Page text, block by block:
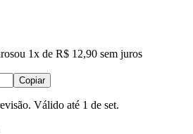
ou 1x de R$ 12,90 sem juros
Copiar
Válido até 1 de set.